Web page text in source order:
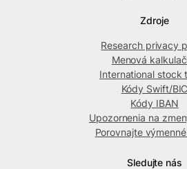
Zdroje
Research privacy
Menová
International stock
Kódy Swift/BIC
Kódy IBAN
Upozornenia na
Porovnajte
Sledujte nás